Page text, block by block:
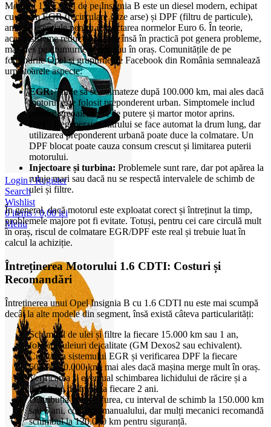
Login / Register
Search
Wishlist
0items / 0,00lei
Menu
Motorul 1.6 CDTI de pe Insignia B este un diesel modern, echipat
cu sistem EGR (recirculare gaze arse) și DPF (filtru de particule),
ambele esențiale pentru respectarea normelor Euro 6. În teorie,
aceste sisteme reduc poluarea, însă în practică pot genera probleme,
mai ales pe drumurile scurte sau în oraș. Comunitățile de pe
forumurile Opel și grupurile de Facebook din România semnalează
următoarele aspecte:
EGR:Tinde să se colmateze după 100.000 km, mai ales dacă
motorul este folosit preponderent urban. Simptomele includ
pornire greoaie, lipsă de putere și martor motor aprins.
DPF:
Regenerarea filtrului se face automat la drum lung, dar
utilizarea preponderent urbană poate duce la colmatare. Un
DPF blocat poate cauza consum crescut și limitarea puterii
motorului.
Injectoare și turbina: Problemele sunt rare, dar pot apărea la
rulaje mari sau dacă nu se respectă intervalele de schimb de
ulei și filtre.
În general, dacă motorul este exploatat corect și întreținut la timp,
problemele majore pot fi evitate. Totuși, pentru cei care circulă mult
în oraș, riscul de colmatare EGR/DPF este real și trebuie luat în
calcul la achiziție.
Întreținerea Motorului 1.6 CDTI: Costuri și
Recomandări
Întreținerea unui Opel Insignia B cu 1.6 CDTI nu este mai scumpă
decât la alte modele din segment, însă există câteva particularități:
Schimbul de ulei și filtre la fiecare 15.000 km sau 1 an,
folosind uleiuri de calitate (GM Dexos2 sau echivalent).
Curățarea sistemului EGR și verificarea DPF la fiecare
60.000-80.000 km, mai ales dacă mașina merge mult în oraș.
Verificarea și eventual schimbarea lichidului de răcire și a
lichidului de frână la fiecare 2 ani.
Distribuția este pe curea, cu interval de schimb la 150.000 km
sau 6 ani, conform manualului, dar mulți mecanici recomandă
schimbul la 120.000 km pentru siguranță.